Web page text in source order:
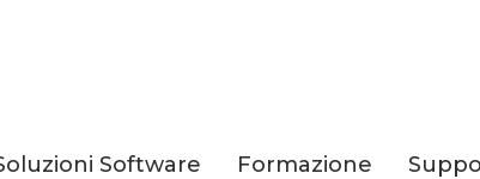
Software Formazione